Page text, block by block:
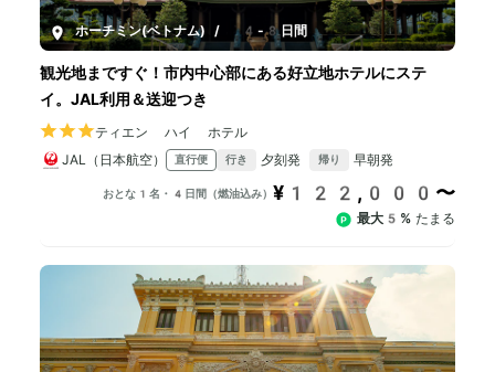
ホーチミン(ベトナム) / 4-8日間
観光地まですぐ！市内中心部にある好立地ホテルにステ
イ。JAL利用＆送迎つき
ティエン ハイ ホテル
JAL（日本航空）
直行便 行き 夕刻発 帰り 早朝発
おとな1名・4日間（燃油込み） ¥122,000〜
最大5% たまる